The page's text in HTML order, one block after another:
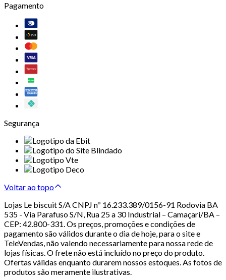
Pagamento
Segurança
Voltar ao topo
Lojas Le biscuit S/A CNPJ nº 16.233.389/0156-91 Rodovia BA
535 - Via Parafuso S/N, Rua 25 a 30 Industrial – Camaçari/BA –
CEP: 42.800-331. Os preços, promoções e condições de
pagamento são válidos durante o dia de hoje, para o site e
TeleVendas, não valendo necessariamente para nossa rede de
lojas físicas. O frete não está incluído no preço do produto.
Ofertas válidas enquanto durarem nossos estoques. As fotos de
produtos são meramente ilustrativas.